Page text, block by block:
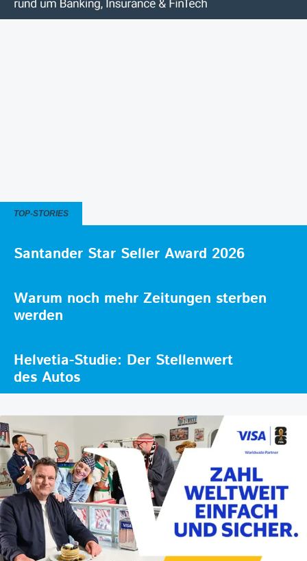
TOP-STORIES
Santander Star Seller Award 2026
Warum noch mehr Zeitungen sterben
werden
Helvetia-Studie: Der Stellenwert
des Autos